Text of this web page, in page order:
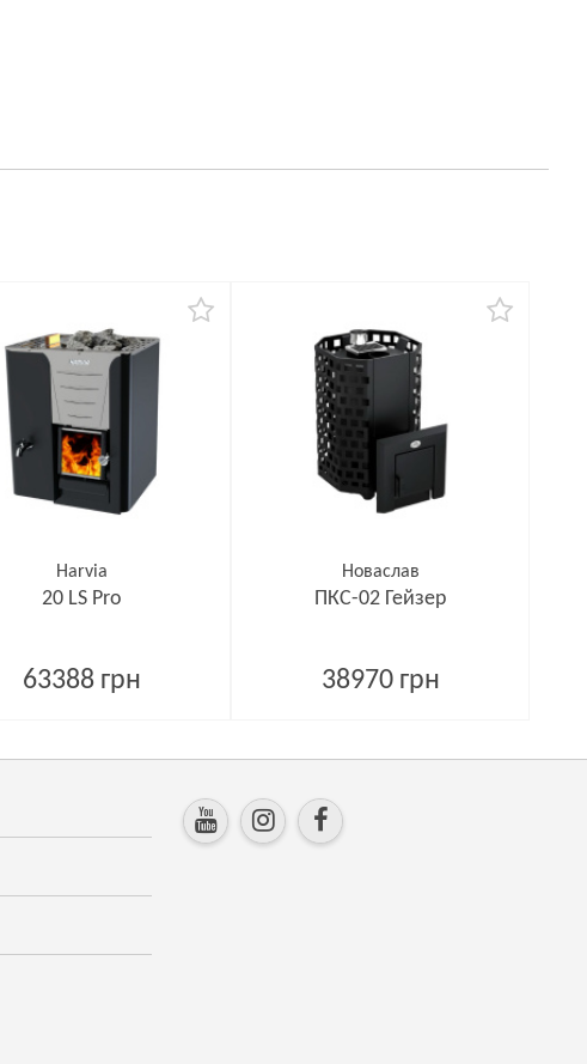
Harvia
20 LS Pro
63388 грн
Новаслав
ПКС-02 Гейзер
38970 грн